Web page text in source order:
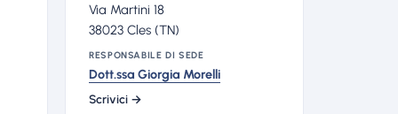
Via Martini 18
38023 Cles (TN)
RESPONSABILE DI SEDE
Dott.ssa Giorgia Morelli
Scrivici →